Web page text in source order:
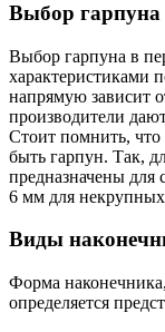
Выбор гарпуна
Выбор гарпуна в
характеристиками
напрямую зависит
производители
Стоит помнить,
быть гарпун. Так,
предназначены для
6 мм для
Виды
Форма
определяется